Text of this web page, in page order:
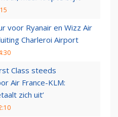
voor Ryanair en Wizz Air
Charleroi Airport
Class steeds
Air France-KLM:
zich uit’